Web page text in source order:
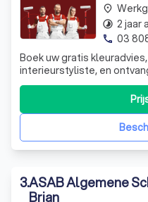
Boek uw gratis
interieurstyliste, en
oplossing en offerte op
zoals topkwaliteit
Welkom bij Vernast
klanttevredenheid onze
place
timelapse 2 jaar
phone 03
3.ASAB Algemene
Brian